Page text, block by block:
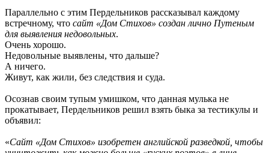
Параллельно с этим Пердельников рассказывал каждому
встречному, что сайт «Дом Стихов» создан лично Путеным
для выявления недовольных.
Очень хорошо.
Недовольные выявлены, что дальше?
А ничего.
Живут, как жили, без следствия и суда.
Осознав своим тупым умишком, что данная мулька не
прокатывает, Пердельников решил взять быка за тестикулы и
объявил:
«Сайт «Дом Стихов» изобретен английской разведкой, чтобы